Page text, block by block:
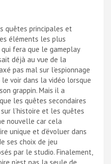
quêtes principales et
éléments les plus
fera que le gameplay
déjà au vue de la
pas mal sur l’espionnage
voir dans la vidéo lorsque
grappin. Mais il a
les quêtes secondaires
l’histoire et les quêtes
nouvelle car cela
unique et d’évoluer dans
ses choix de jeu
par le studio. Finalement,